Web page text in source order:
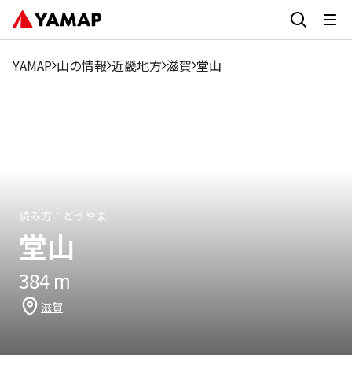
YAMAP 山の情報 近畿地方 滋賀 堂山
読み方： どうやま
堂山
384 m
滋賀
1月 2月 3月 8月
9月